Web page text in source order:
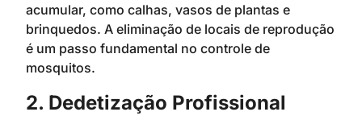
acumular, como calhas, vasos de plantas e
brinquedos. A eliminação de locais de reprodução
é um passo fundamental no controle de
mosquitos.
2. Dedetização Profissional